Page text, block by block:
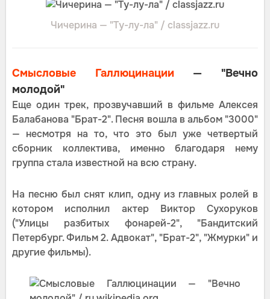
Чичерина — "Ту-лу-ла" / classjazz.ru
Смысловые Галлюцинации— "Вечно
молодой"
Еще один трек, прозвучавший в фильме Алексея
Балабанова "Брат-2". Песня вошла в альбом "3000"
— несмотря на то, что это был уже четвертый
сборник коллектива, именно благодаря нему
группа стала известной на всю страну.
На песню был снят клип, одну из главных ролей в
котором исполнил актер Виктор Сухоруков
("Улицы разбитых фонарей-2", "Бандитский
Петербург. Фильм 2. Адвокат", "Брат-2", "Жмурки" и
другие фильмы).